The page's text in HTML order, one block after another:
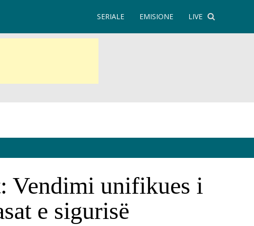
LIVE
EMISIONE
SERIALE
Vendimi unifikues i
e sigurisë